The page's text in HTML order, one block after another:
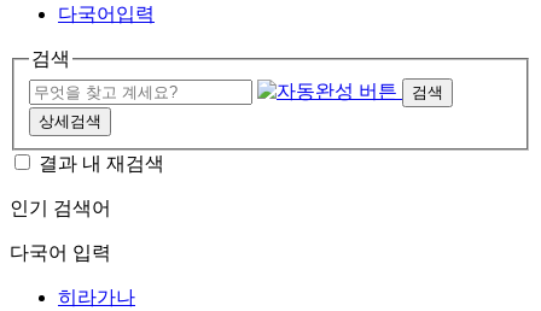
다국어입력
검색
검색
상세검색
결과 내 재검색
인기 검색어
다국어 입력
히라가나